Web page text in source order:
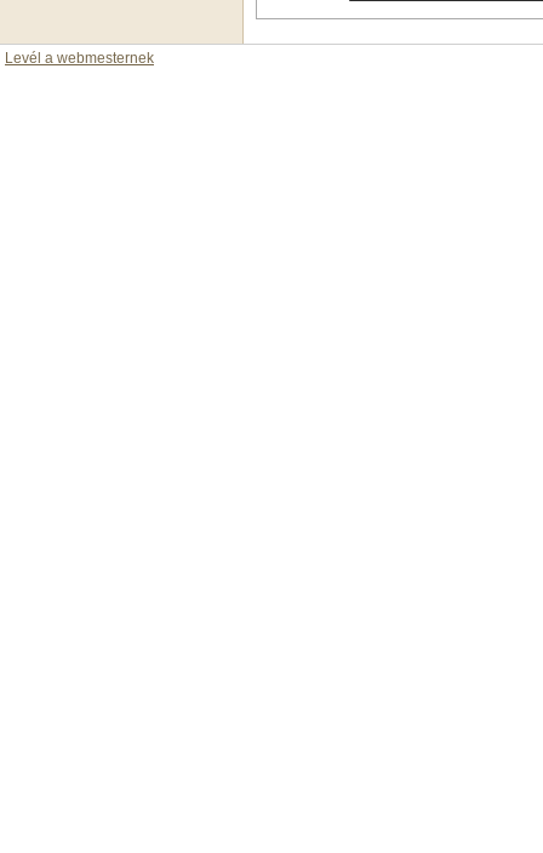
Levél a webmesternek